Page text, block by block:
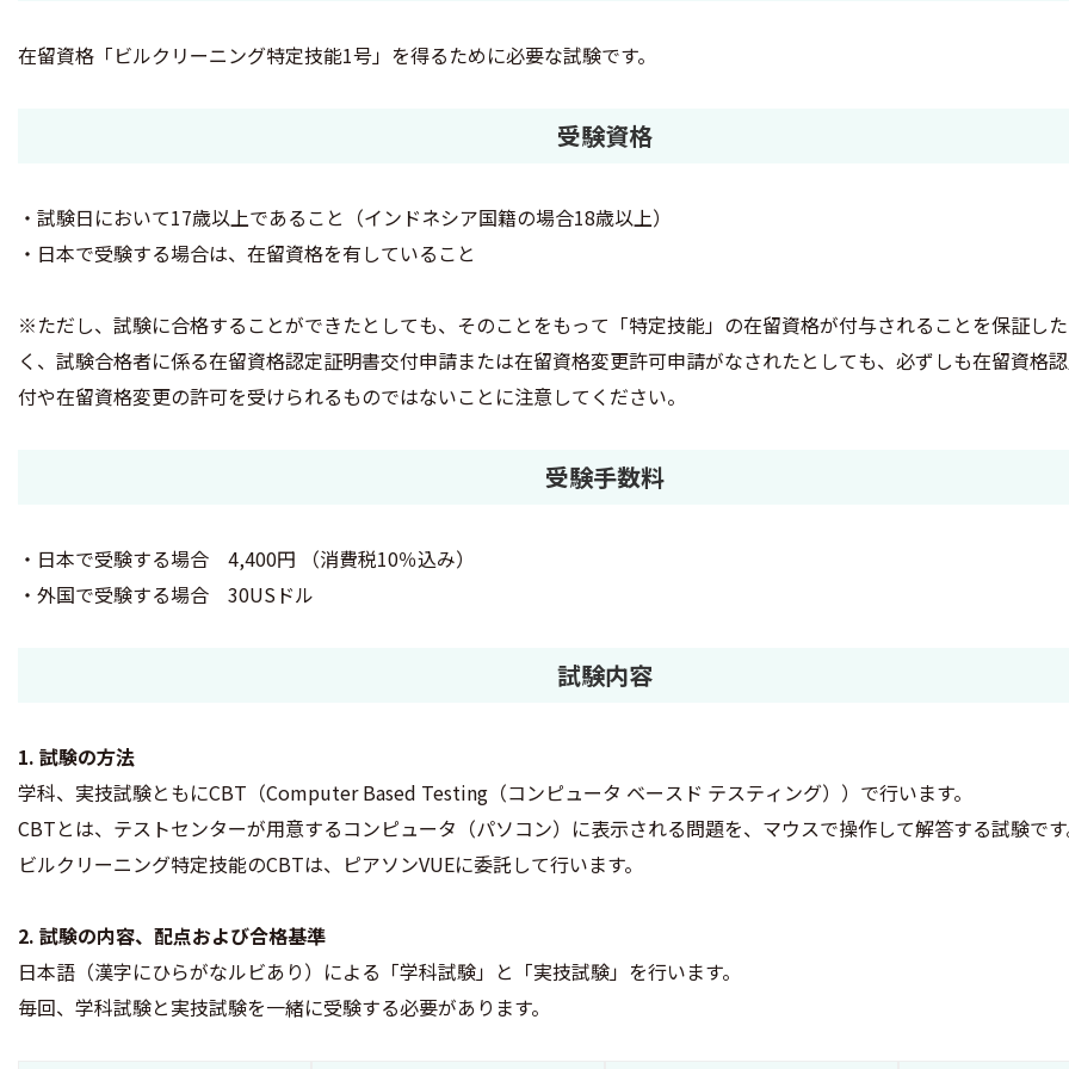
在留資格「ビルクリーニング特定技能1号」を得るために必要な試験です。
受験資格
・試験日において17歳以上であること（インドネシア国籍の場合18歳以上）
・日本で受験する場合は、在留資格を有していること
※ただし、試験に合格することができたとしても、そのことをもって「特定技能」の在留資格が付与されることを保証し
く、試験合格者に係る在留資格認定証明書交付申請または在留資格変更許可申請がなされたとしても、必ずしも在留資格
付や在留資格変更の許可を受けられるものではないことに注意してください。
受験手数料
・日本で受験する場合 4,400円 （消費税10％込み）
・外国で受験する場合 30USドル
試験内容
1. 試験の方法
学科、実技試験ともにCBT（Computer Based Testing（コンピュータ ベースド テスティング））で行います。
CBTとは、テストセンターが用意するコンピュータ（パソコン）に表示される問題を、マウスで操作して解答する試験で
ビルクリーニング特定技能のCBTは、ピアソンVUEに委託して行います。
2. 試験の内容、配点および合格基準
日本語（漢字にひらがなルビあり）による「学科試験」と「実技試験」を行います。
毎回、学科試験と実技試験を一緒に受験する必要があります。